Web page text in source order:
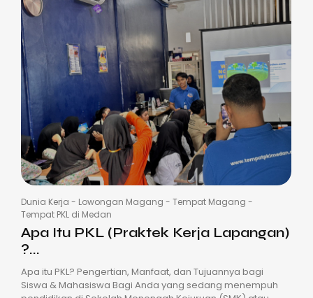
Dunia Kerja - Lowongan Magang - Tempat Magang -
Tempat PKL di Medan
Apa Itu PKL (Praktek Kerja Lapangan)
?...
Apa itu PKL? Pengertian, Manfaat, dan Tujuannya bagi
Siswa & Mahasiswa Bagi Anda yang sedang menempuh